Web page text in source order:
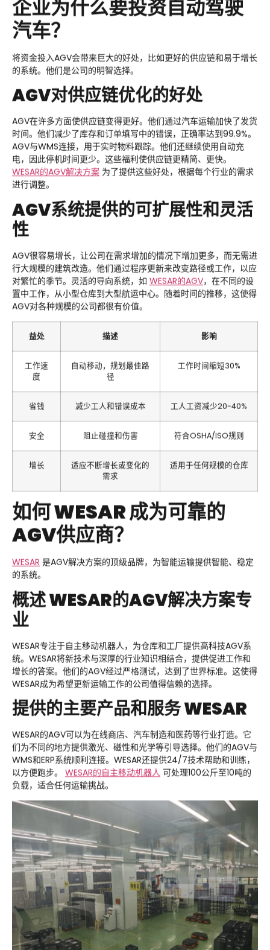
企业为什么要投资自动驾驶
汽车？
将资金投入AGV会带来巨大的好处，比如更好的供应链和易于增长
的系统。他们是公司的明智选择。
AGV对供应链优化的好处
AGV在许多方面使供应链变得更好。他们通过汽车运输加快了发货
时间。他们减少了库存和订单填写中的错误，正确率达到99.9%。
AGV与WMS连接，用于实时物料跟踪。他们还继续使用自动充
电，因此停机时间更少。这些福利使供应链更精简、更快。
WESAR的AGV解决方案 为了提供这些好处，根据每个行业的需求
进行调整。
AGV系统提供的可扩展性和灵活
性
AGV很容易增长，让公司在需求增加的情况下增加更多，而无需进
行大规模的建筑改造。他们通过程序更新来改变路径或工作，以应
对繁忙的季节。灵活的导向系统，如 WESAR的AGV，在不同的设
置中工作，从小型仓库到大型航运中心。随着时间的推移，这使得
AGV对各种规模的公司都很有价值。
益处 描述 影响
工作速
度
自动移动，规划最佳路
径
工作时间缩短30%
省钱 减少工人和错误成本 工人工资减少20-40%
安全 阻止碰撞和伤害 符合OSHA/ISO规则
增长
适应不断增长或变化的
需求
适用于任何规模的仓库
如何WESAR成为可靠的
AGV供应商？
WESAR 是AGV解决方案的顶级品牌，为智能运输提供智能、稳定
的系统。
概述WESAR的AGV解决方案专
业
WESAR专注于自主移动机器人，为仓库和工厂提供高科技AGV系
统。WESAR将新技术与深厚的行业知识相结合，提供促进工作和
增长的答案。他们的AGV经过严格测试，达到了世界标准。这使得
WESAR成为希望更新运输工作的公司值得信赖的选择。
提供的主要产品和服务WESAR
WESAR的AGV可以为在线商店、汽车制造和医药等行业打造。它
们为不同的地方提供激光、磁性和光学等引导选择。他们的AGV与
WMS和ERP系统顺利连接。WESAR还提供24/7技术帮助和训练，
以方便跑步。 WESAR的自主移动机器人 可处理100公斤至10吨的
负载，适合任何运输挑战。